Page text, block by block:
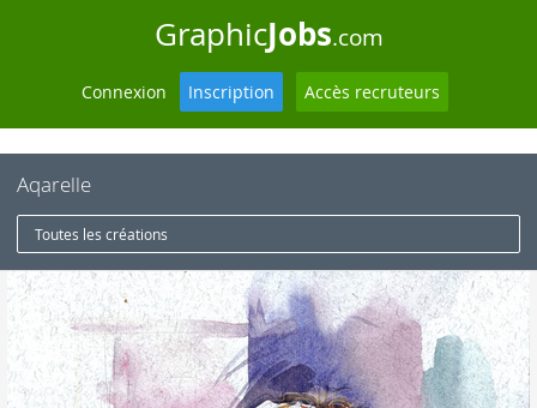
GraphicJobs.com
Connexion Inscription Accès recruteurs
Aqarelle
Toutes les créations